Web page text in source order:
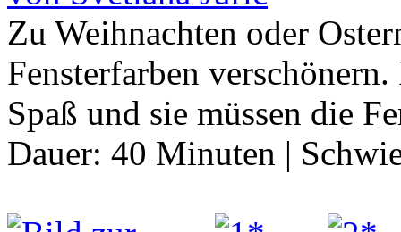
Zu Weihnachten oder
Fensterfarben
Spaß und sie müssen die
Dauer: 40 Minuten |